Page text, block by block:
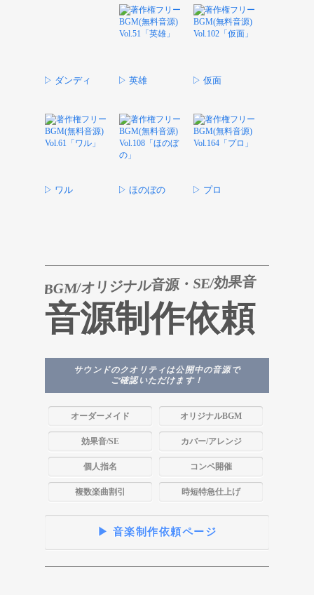
▷ ダンディ ▷ 英雄 ▷ 仮面
▷ ワル ▷ ほのぼの ▷ プロ
音源制作依頼
BGM/オリジナル音源・SE/効果音
サウンドのクオリティは公開中の音源で
ご確認いただけます！
オーダーメイド オリジナルBGM
効果音/SE カバー/アレンジ
個人指名 コンペ開催
複数楽曲割引 時短特急仕上げ
▶ 音楽制作依頼ページ